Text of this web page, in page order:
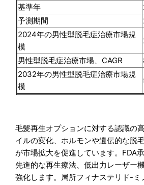
基準年
予測期間
2024年の男性型脱毛症治療市場規
模
男性型脱毛症治療市場、CAGR
2032年の男性型脱毛症治療市場規
模
毛髪再生オプションに対する認識の
イルの変化、ホルモンや遺伝的な脱
が市場拡大を促進しています。FDA
先進的な再生療法、低出力レーザー
強化します。局所フィナステリド-ミ